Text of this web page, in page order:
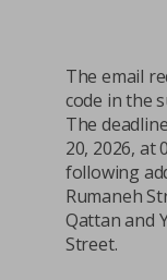
The email
code in the
The
20, 2026, at
following
Rumaneh
Qattan and
Street.